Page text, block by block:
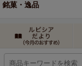
銘菓・逸品